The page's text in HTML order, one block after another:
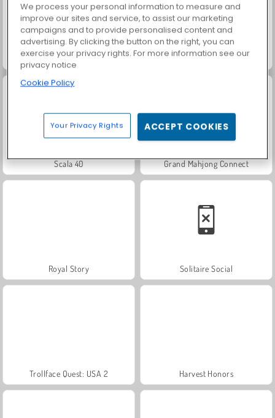
Masha and the Bear: Meadows Farm Merge Valley
Scala 40 Grand Mahjong Connect
Royal Story Solitaire Social
Trollface Quest: USA 2 Harvest Honors
We process your personal information to measure and
improve our sites and service, to assist our marketing
campaigns and to provide personalised content and
advertising. By clicking the button on the right, you can
exercise your privacy rights. For more information see our
privacy notice
Cookie Policy
Your Privacy Rights ACCEPT COOKIES